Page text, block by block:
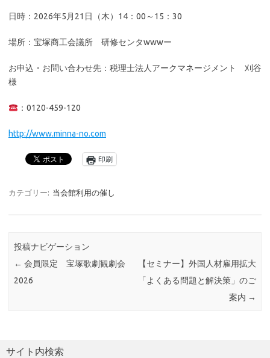
日時：2026年5月21日（木）14：00～15：30
場所：宝塚商工会議所 研修センタwwwー
お申込・お問い合わせ先：税理士法人アークマネージメント 刈谷
様
：0120-459-120
http://www.minna-no.com
印刷
カテゴリー: 当会館利用の催し
投稿ナビゲーション
← 会員限定 宝塚歌劇観劇会
2026
【セミナー】外国人材雇用拡大
「よくある問題と解決策」のご
案内 →
サイト内検索